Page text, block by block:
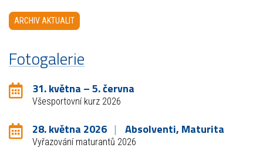
ARCHIV AKTUALIT
Fotogalerie
31. května – 5. června
Všesportovní kurz 2026
28. května 2026 Absolventi, Maturita
Vyřazování maturantů 2026